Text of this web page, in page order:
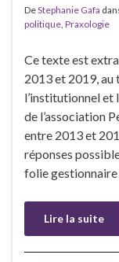
DeStephanie Gafa
politique Praxologie
Ce texte est
2013 et 2019, au
l’institutionnel et
de l’association
entre 2013 et
réponses
folie gestionnaire
Lire la suite